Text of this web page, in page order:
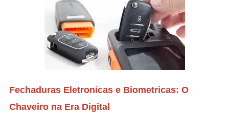
Fechaduras Eletronicas e Biometricas: O
Chaveiro na Era Digital